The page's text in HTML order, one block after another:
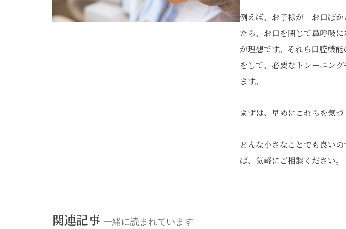
例えば、お子様が「お口ぽ
たら、お口を閉じて鼻呼吸
が理想です。それら口腔機
をして、必要なトレーニン
ます。
まずは、早めにこれらを気づ
どんな小さなことでも良い
ば、気軽にご相談ください。
関連記事 一緒に読まれています